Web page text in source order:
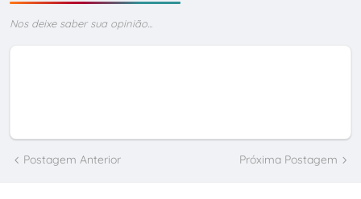
Nos deixe saber sua opinião...
Postagem Anterior Próxima Postagem